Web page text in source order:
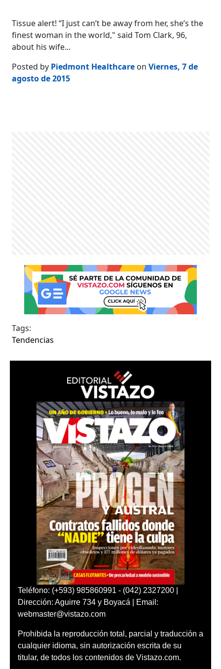
Tissue alert! “I just can’t be away from her, she’s the
finest woman in the world," said Tom Clark, 96,
about his wife...
Posted by Piedmont Healthcare onViernes, 7 de
agosto de 2015
Tags:
Tendencias
Teléfono: (+593) 985860991 - (042) 2327200 |
Dirección: Aguirre 734 y Boyacá | Email:
webmaster@vistazo.com
Prohibida la reproducción total, parcial y traducción a
cualquier idioma, sin autorización escrita de su
titular, de todos los contenidos de Vistazo.com.